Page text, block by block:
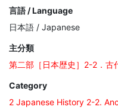
言語 / Language
日本語 / Japanese
主分類
第二部［日本歴史］2-2．古
Category
2 Japanese History 2-2.